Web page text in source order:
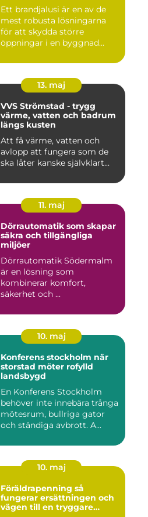
Ett brandjalusi är en av de
mest robusta lösningarna
för att skydda större
öppningar i en byggnad
13. maj
VVS Strömstad - trygg
värme, vatten och badrum
längs kusten
Att få värme, vatten och
avlopp att fungera som de
ska låter kanske självklart...
11. maj
Dörrautomatik som skapar
säkra och tillgängliga
miljöer
Dörrautomatik Södermalm
är en lösning som
kombinerar komfort,
säkerhet och ...
10. maj
Konferens stockholm när
storstad möter rofylld
landsbygd
En Konferens Stockholm
behöver inte innebära trånga
mötesrum, bullriga gator
och ständiga avbrott. A...
10. maj
Föräldrapenning så
fungerar ersättningen och
vägen till en tryggare